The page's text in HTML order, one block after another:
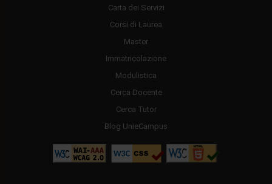
Carta dei Servizi
Corsi di Laurea
Master
Immatricolazione
Modulistica
Cerca Docente
Cerca Tutor
Blog UnieCampus